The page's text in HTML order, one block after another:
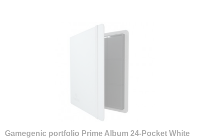
Gamegenic portfolio Prime Album 24-Pocket White